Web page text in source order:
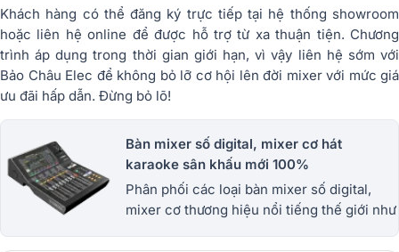
Khách hàng có thể đăng ký trực tiếp tại hệ thống showroom
hoặc liên hệ online để được hỗ trợ từ xa thuận tiện. Chương
trình áp dụng trong thời gian giới hạn, vì vậy liên hệ sớm với
Bảo Châu Elec để không bỏ lỡ cơ hội lên đời mixer với mức giá
ưu đãi hấp dẫn. Đừng bỏ lõ!
Bàn mixer số digital, mixer cơ hát
karaoke sân khấu mới 100%
Phân phối các loại bàn mixer số digital,
mixer cơ thương hiệu nổi tiếng thế giới như